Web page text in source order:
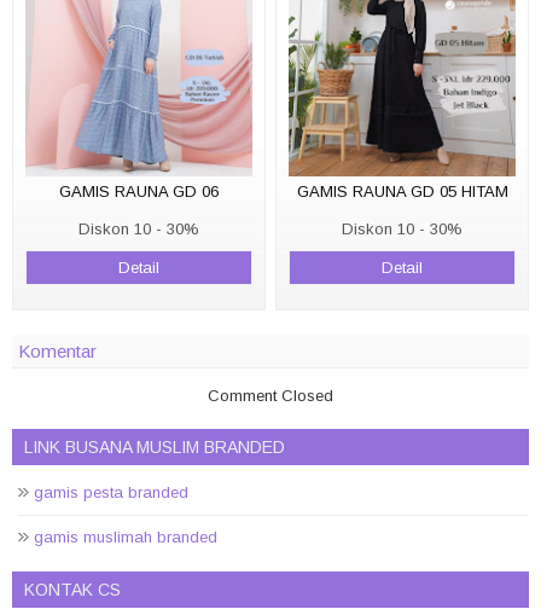
GAMIS RAUNA GD 06
Diskon 10 - 30%
Detail
GAMIS RAUNA GD 05 HITAM
Diskon 10 - 30%
Detail
Komentar
Comment Closed
LINK BUSANA MUSLIM BRANDED
gamis pesta branded
gamis muslimah branded
KONTAK CS